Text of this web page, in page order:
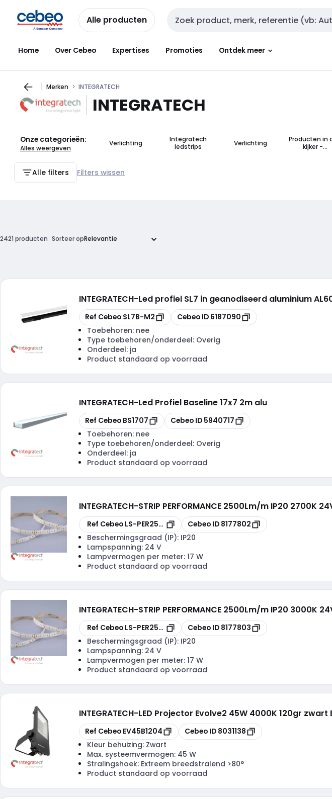
naar
navigatie
naar
inhoud
Alle producten Zoekveld invoer
Home Over Cebeo Expertises Promoties Ontdek meer
Merken INTEGRATECH
INTEGRATECH
Onze categorieën:
Alles weergeven
Verlichting
Integratech
ledstrips
Verlichting
Producten in
kijker -
Alle filters Filters wissen
2421 producten Sorteer op
INTEGRATECH-Led profiel SL7 in geanodiseerd aluminium
Kopiëren
Ref Cebeo SL7B-M2 Kopiëren
Cebeo ID 6187090
Toebehoren: nee
Type toebehoren/onderdeel: Overig
Onderdeel: ja
Product standaard op voorraad
INTEGRATECH-Led Profiel Baseline 17x7 2m alu
Kopiëren
Ref Cebeo BS1707 Kopiëren
Cebeo ID 5940717
Toebehoren: nee
Type toebehoren/onderdeel: Overig
Onderdeel: ja
Product standaard op voorraad
INTEGRATECH-STRIP PERFORMANCE 2500Lm/m IP20 2700K
Kopiëren
Ref Cebeo LS-PER250IP2027DFKopiëren
Cebeo ID 8177802
Beschermingsgraad (IP): IP20
Lampspanning: 24 V
Lampvermogen per meter: 17 W
Product standaard op voorraad
INTEGRATECH-STRIP PERFORMANCE 2500Lm/m IP20 3000K
Kopiëren
Ref Cebeo LS-PER250IP2030DF
Kopiëren
Cebeo ID 8177803
Beschermingsgraad (IP): IP20
Lampspanning: 24 V
Lampvermogen per meter: 17 W
Product standaard op voorraad
INTEGRATECH-LED Projector Evolve2 45W 4000K 120gr zwart
Kopiëren
Ref Cebeo EV45B1204 Kopiëren
Cebeo ID 8031138
Kleur behuizing: Zwart
Max. systeemvermogen: 45 W
Stralingshoek: Extreem breedstralend >80°
Product standaard op voorraad